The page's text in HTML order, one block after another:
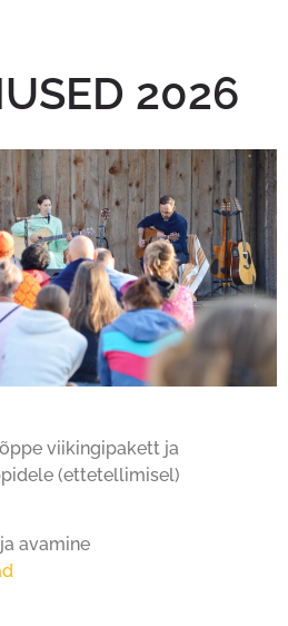
2026
viikingipakett ja
(ettetellimisel)
avamine